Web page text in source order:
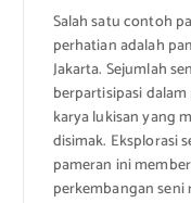
Salah satu contoh
perhatian adalah
Jakarta. Sejumlah
berpartisipasi
karya lukisan yang
disimak. Eksplorasi
pameran ini
perkembangan seni